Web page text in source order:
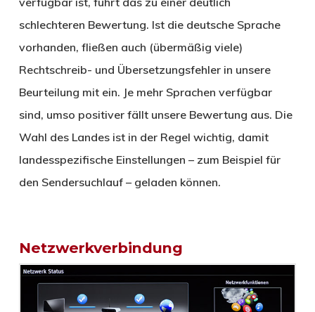
schlechteren Bewertung. Ist die deutsche Sprache
vorhanden, fließen auch (übermäßig viele)
Rechtschreib- und Übersetzungsfehler in unsere
Beurteilung mit ein. Je mehr Sprachen verfügbar
sind, umso positiver fällt unsere Bewertung aus. Die
Wahl des Landes ist in der Regel wichtig, damit
landesspezifische Einstellungen – zum Beispiel für
den Sendersuchlauf – geladen können.
Netzwerkverbindung